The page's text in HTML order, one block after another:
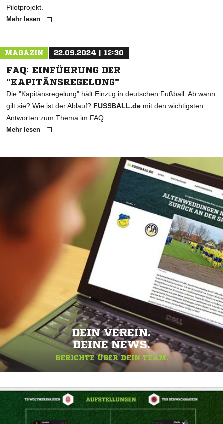
Pilotprojekt.
Mehr lesen
MAGAZIN 22.09.2024 | 12:30
FAQ: EINFÜHRUNG DER
"KAPITÄNSREGELUNG"
Die "Kapitänsregelung" hält Einzug in deutschen Fußball. Ab wann
gilt sie? Wie ist der Ablauf? FUSSBALL.de mit den wichtigsten
Antworten zum Thema im FAQ.
Mehr lesen
DEIN VEREIN.
DEINE NEWS.
BERICHTE ÜBER DEIN TEAM.